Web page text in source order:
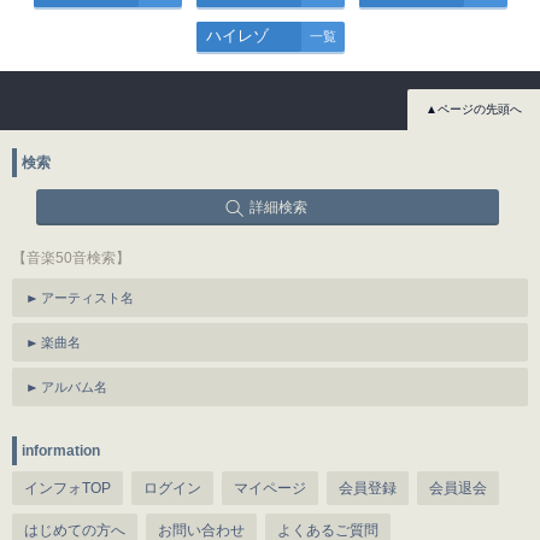
ハイレゾ 一覧
▲ページの先頭へ
検索
詳細検索
【音楽50音検索】
アーティスト名
楽曲名
アルバム名
information
インフォTOP ログイン マイページ 会員登録 会員退会
はじめての方へ お問い合わせ よくあるご質問